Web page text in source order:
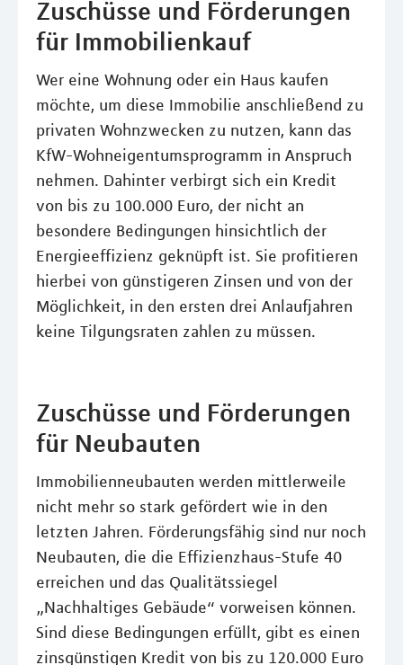
Zuschüsse und Förderungen
für Immobilienkauf
Wer eine Wohnung oder ein Haus kaufen
möchte, um diese Immobilie anschließend zu
privaten Wohnzwecken zu nutzen, kann das
KfW-Wohneigentumsprogramm in Anspruch
nehmen. Dahinter verbirgt sich ein Kredit
von bis zu 100.000 Euro, der nicht an
besondere Bedingungen hinsichtlich der
Energieeffizienz geknüpft ist. Sie profitieren
hierbei von günstigeren Zinsen und von der
Möglichkeit, in den ersten drei Anlaufjahren
keine Tilgungsraten zahlen zu müssen.
Zuschüsse und Förderungen
für Neubauten
Immobilienneubauten werden mittlerweile
nicht mehr so stark gefördert wie in den
letzten Jahren. Förderungsfähig sind nur noch
Neubauten, die die Effizienzhaus-Stufe 40
erreichen und das Qualitätssiegel
„Nachhaltiges Gebäude“ vorweisen können.
Sind diese Bedingungen erfüllt, gibt es einen
zinsgünstigen Kredit von bis zu 120.000 Euro